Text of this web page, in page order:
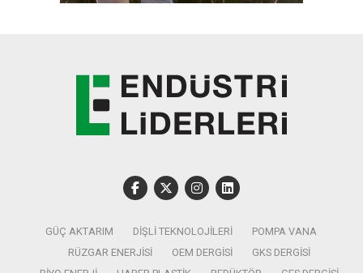
GÜÇ AKTARIM DIŞLI TEKNOLOJILERI
POMPA VANA
RÜZGAR ENERJISI
OEM DERGISI
GKS DERGISI